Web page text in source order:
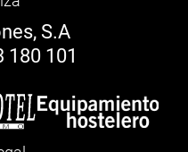
S.A
180 101